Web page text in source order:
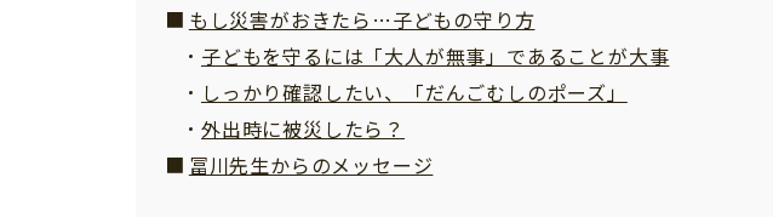
もし災害がおきたら…子どもの守り方
子どもを守るには「大人が無事」であることが大事
しっかり確認したい、「だんごむしのポーズ」
外出時に被災したら？
冨川先生からのメッセージ